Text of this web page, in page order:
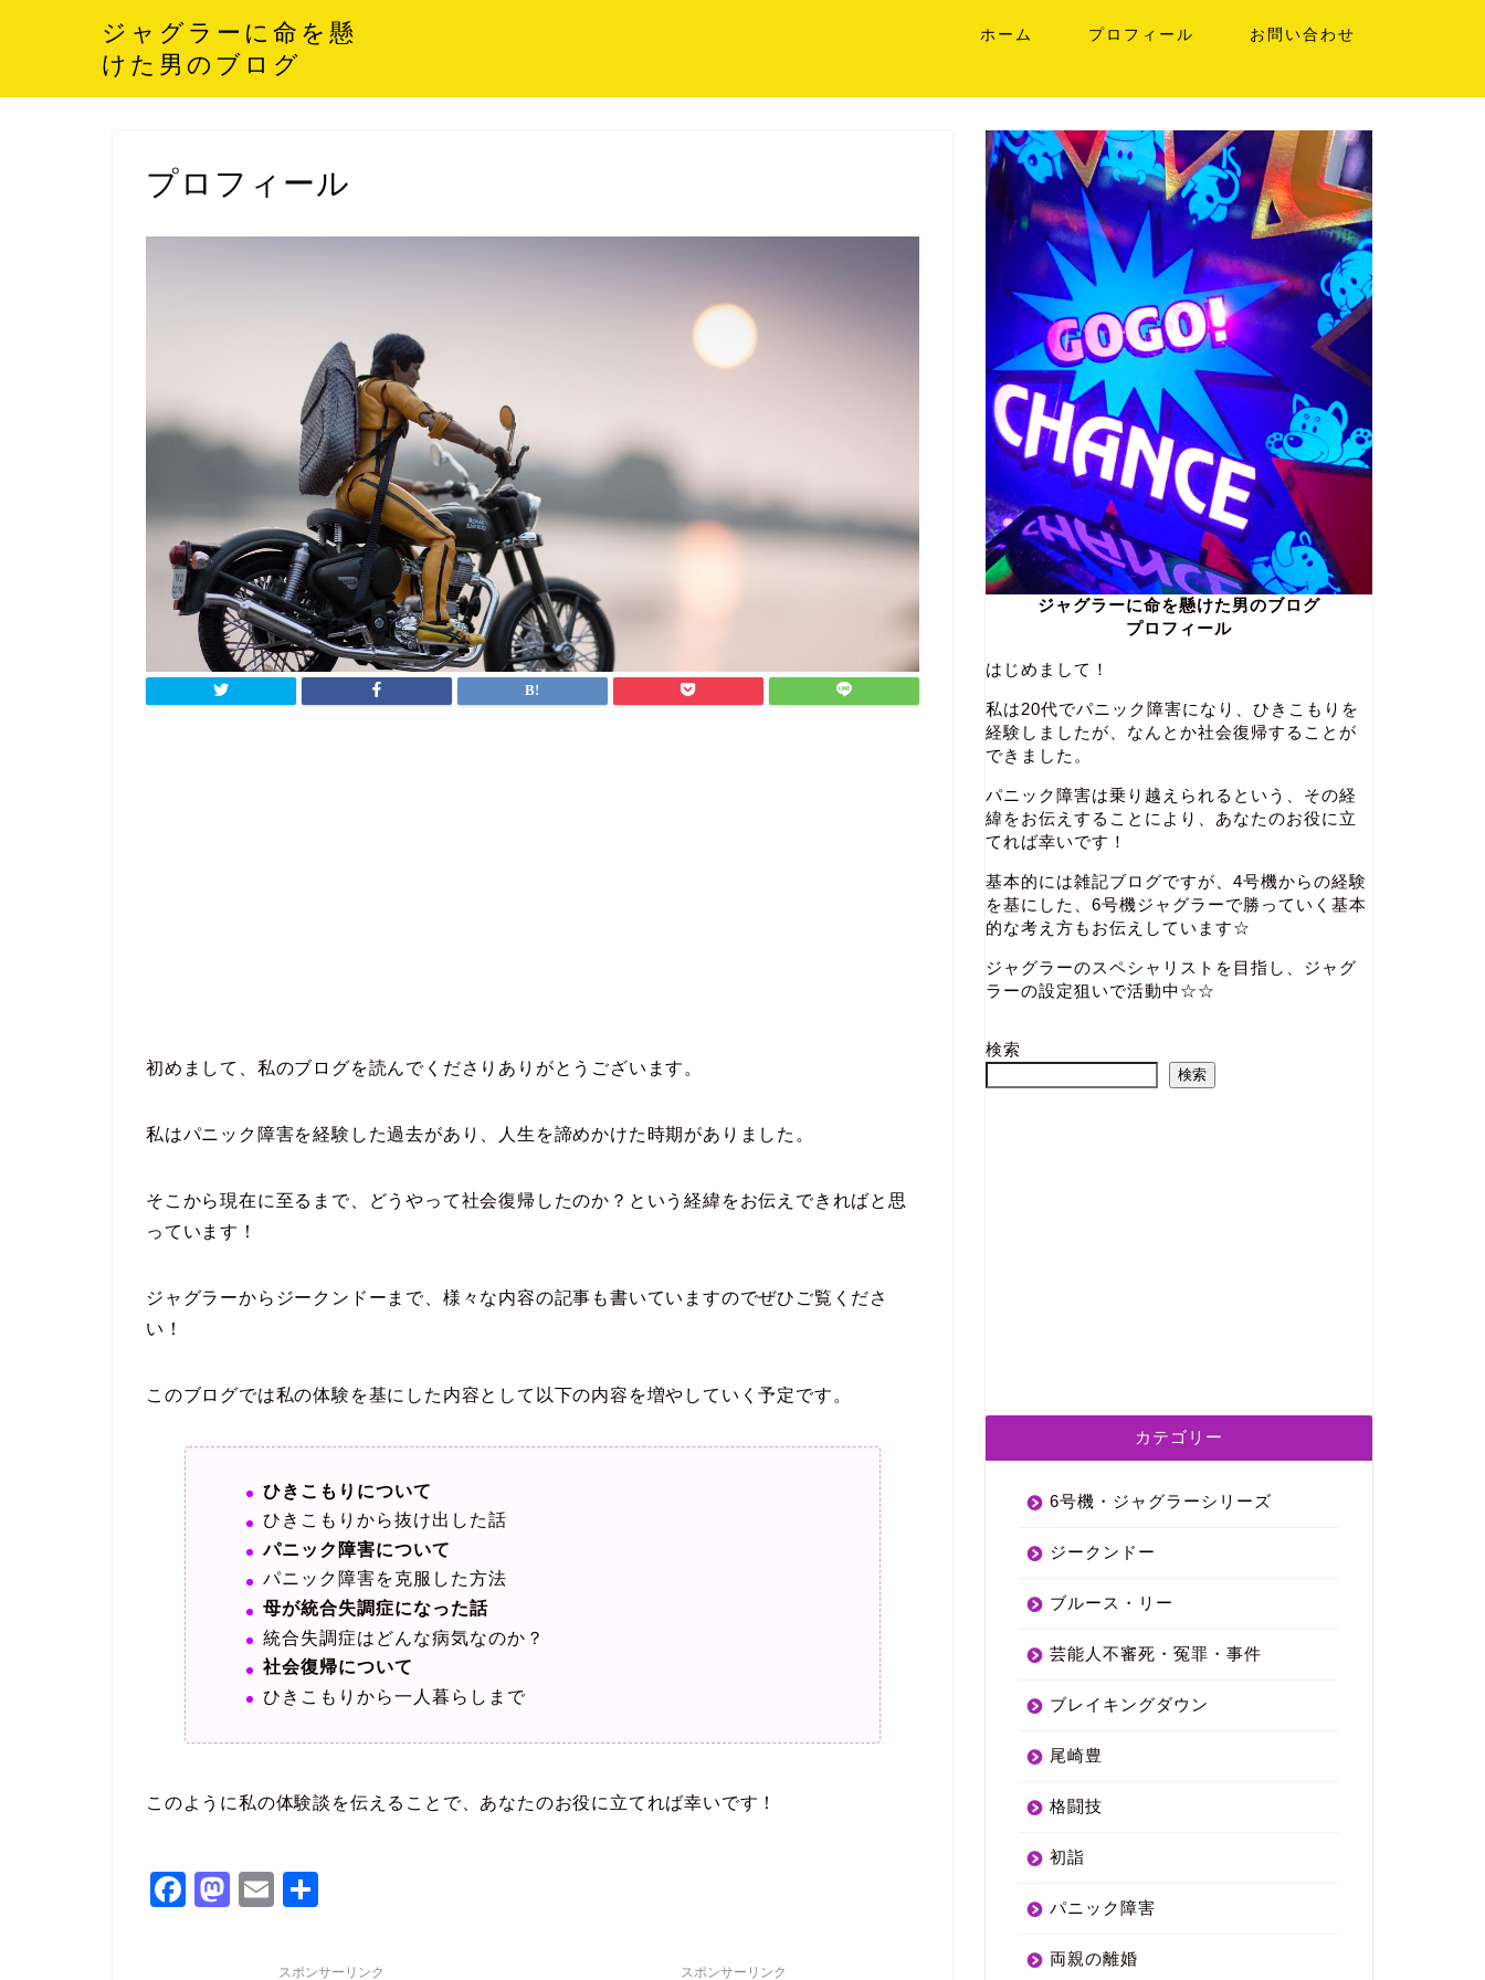
ジャグラーに命を懸
けた男のブログ
ホーム プロフィール お問い合わせ
プロフィール
初めまして、私のブログを読んでくださりありがとうございます。
私はパニック障害を経験した過去があり、人生を諦めかけた時期がありました。
そこから現在に至るまで、どうやって社会復帰したのか？という経緯をお伝えできればと思
っています！
ジャグラーからジークンドーまで、様々な内容の記事も書いていますのでぜひご覧くださ
い！
このブログでは私の体験を基にした内容として以下の内容を増やしていく予定です。
ひきこもりについて
ひきこもりから抜け出した話
パニック障害について
パニック障害を克服した方法
母が統合失調症になった話
統合失調症はどんな病気なのか？
社会復帰について
ひきこもりから一人暮らしまで
このように私の体験談を伝えることで、あなたのお役に立てれば幸いです！
F
M
E
ai
スポンサーリンク スポンサーリンク
ジャグラーに命を懸けた男のブログ
プロフィール
はじめまして！
私は20代でパニック障害になり、ひきこもりを
経験しましたが、なんとか社会復帰することが
できました。
パニック障害は乗り越えられるという、その経
緯をお伝えすることにより、あなたのお役に立
てれば幸いです！
基本的には雑記ブログですが、4号機からの経験
を基にした、6号機ジャグラーで勝っていく基本
的な考え方もお伝えしています☆
ジャグラーのスペシャリストを目指し、ジャグ
ラーの設定狙いで活動中☆☆
検索
検索
カテゴリー
6号機・ジャグラーシリーズ
ジークンドー
ブルース・リー
芸能人不審死・冤罪・事件
ブレイキングダウン
尾崎豊
格闘技
初詣
パニック障害
両親の離婚